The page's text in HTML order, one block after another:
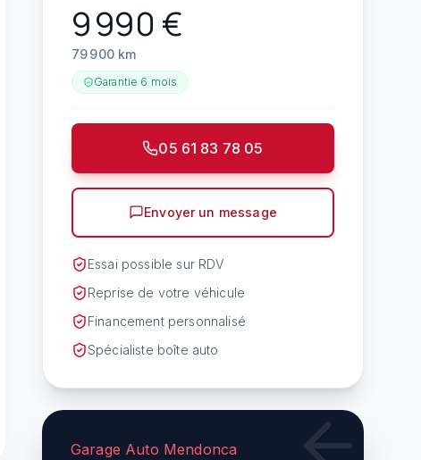
9 990 €
79 900km
Garantie 6 mois
05 61 83 78 05
Envoyer un message
Essai possible sur RDV
Reprise de votre véhicule
Financement personnalisé
Spécialiste boîte auto
Garage Auto Mendonca